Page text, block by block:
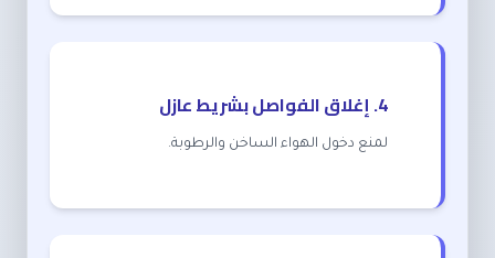
4. إغلاق الفواصل بشريط عازل
لمنع دخول الهواء الساخن والرطوبة.